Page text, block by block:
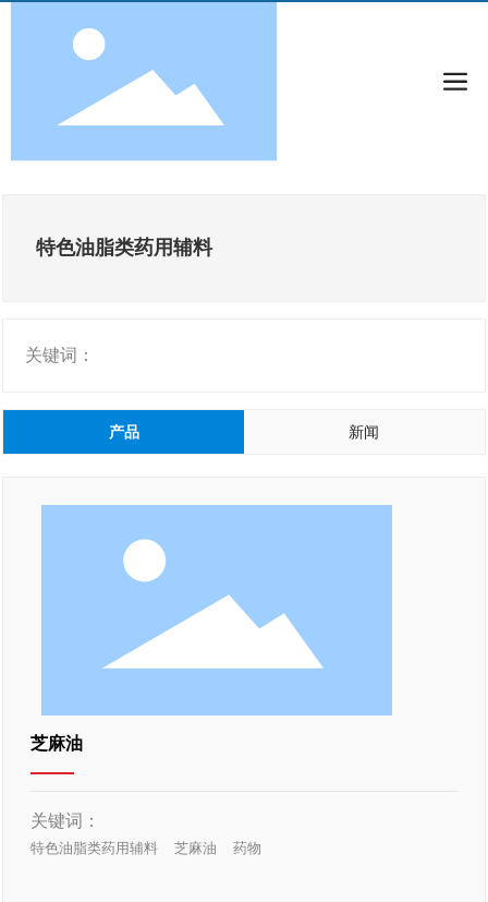
特色油脂类药用辅料
关键词：
产品 新闻
芝麻油
关键词：
特色油脂类药用辅料 芝麻油 药物